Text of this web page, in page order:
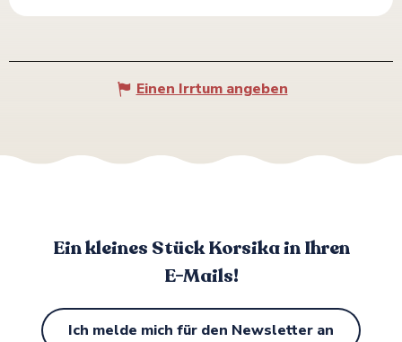
Einen Irrtum angeben
Ein kleines Stück Korsika in Ihren
E-Mails!
Ich melde mich für den Newsletter an